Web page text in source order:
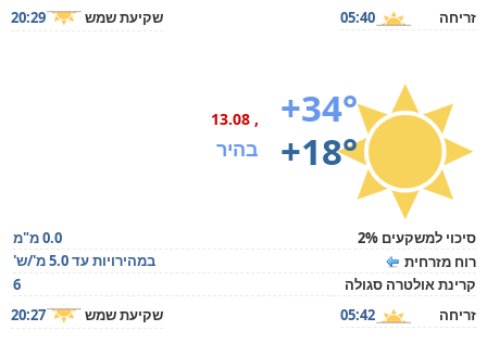
זריחה 05:40 שקיעת שמש 20:29
+34°
+18°
, 13.08
בהיר
סיכוי למשקעים 2%
0.0 מ"מ
רוח מזרחית
במהירויות עד 5.0 מ'/ש'
קרינת אולטרה סגולה
6
זריחה
05:42 שקיעת שמש 20:27